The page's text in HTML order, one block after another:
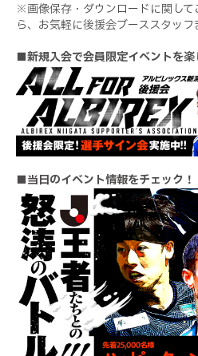
※画像保存・ダウンロードに関して
ら、お気軽に後援会ブーススタッフ
■新規入会で会員限定イベントを楽
■当日のイベント情報をチェック！